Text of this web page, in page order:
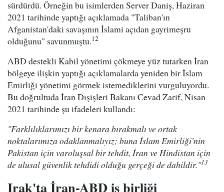
sürdürdü. Örneğin bu isimlerden Server Daniş, Haziran
2021 tarihinde yaptığı açıklamada "Taliban'ın
Afganistan'daki savaşının İslami açıdan gayrimeşru
olduğunu" savunmuştu.12
ABD destekli Kabil yönetimi çökmeye yüz tutarken İran
bölgeye ilişkin yaptığı açıklamalarda yeniden bir İslam
Emirliği yönetimi görmek istemediklerini vurguluyordu.
Bu doğrultuda İran Dışişleri Bakanı Cevad Zarif, Nisan
2021 tarihinde şu ifadeleri kullandı:
"Farklılıklarımızı bir kenara bırakmalı ve ortak
noktalarımıza odaklanmalıyız; buna İslam Emirliği'nin
Pakistan için varoluşsal bir tehdit, İran ve Hindistan için
de ulusal güvenlik tehdidi olduğu gerçeği de dahildir."13
Irak'ta İran-ABD iş birliği